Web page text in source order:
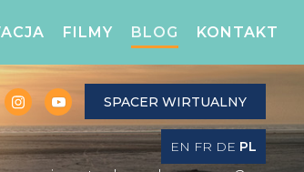
FILMY BLOG KONTAKT
EN FR DE PL
SPACER WIRTUALNY